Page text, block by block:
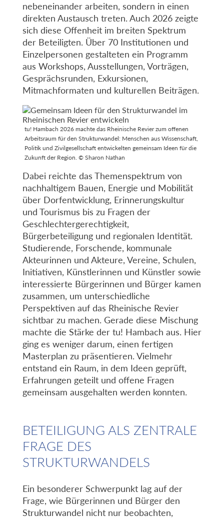
nebeneinander arbeiten, sondern in einen
direkten Austausch treten. Auch 2026 zeigte
sich diese Offenheit im breiten Spektrum
der Beteiligten. Über 70 Institutionen und
Einzelpersonen gestalteten ein Programm
aus Workshops, Ausstellungen, Vorträgen,
Gesprächsrunden, Exkursionen,
Mitmachformaten und kulturellen Beiträgen.
tu! Hambach 2026 machte das Rheinische Revier zum offenen
Arbeitsraum für den Strukturwandel: Menschen aus Wissenschaft,
Politik und Zivilgesellschaft entwickelten gemeinsam Ideen für die
Zukunft der Region. © Sharon Nathan
Dabei reichte das Themenspektrum von
nachhaltigem Bauen, Energie und Mobilität
über Dorfentwicklung, Erinnerungskultur
und Tourismus bis zu Fragen der
Geschlechtergerechtigkeit,
Bürgerbeteiligung und regionalen Identität.
Studierende, Forschende, kommunale
Akteurinnen und Akteure, Vereine, Schulen,
Initiativen, Künstlerinnen und Künstler sowie
interessierte Bürgerinnen und Bürger kamen
zusammen, um unterschiedliche
Perspektiven auf das Rheinische Revier
sichtbar zu machen. Gerade diese Mischung
machte die Stärke der tu! Hambach aus. Hier
ging es weniger darum, einen fertigen
Masterplan zu präsentieren. Vielmehr
entstand ein Raum, in dem Ideen geprüft,
Erfahrungen geteilt und offene Fragen
gemeinsam ausgehalten werden konnten.
BETEILIGUNG ALS ZENTRALE
FRAGE DES
STRUKTURWANDELS
Ein besonderer Schwerpunkt lag auf der
Frage, wie Bürgerinnen und Bürger den
Strukturwandel nicht nur beobachten,